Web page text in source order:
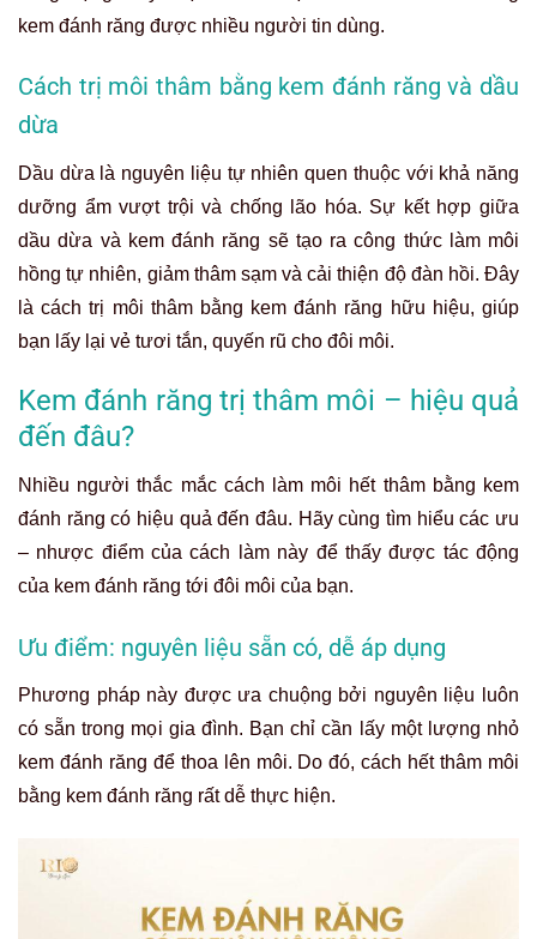
kem đánh răng được nhiều người tin dùng.
Cách trị môi thâm bằng kem đánh răng và dầu
dừa
Dầu dừa là nguyên liệu tự nhiên quen thuộc với khả năng
dưỡng ẩm vượt trội và chống lão hóa. Sự kết hợp giữa
dầu dừa và kem đánh răng sẽ tạo ra công thức làm môi
hồng tự nhiên, giảm thâm sạm và cải thiện độ đàn hồi. Đây
làcách trị môi thâm bằng kem đánh răng hữu hiệu, giúp
bạn lấy lại vẻ tươi tắn, quyến rũ cho đôi môi.
Kem đánh răng trị thâm môi – hiệu quả
đến đâu?
Nhiều người thắc mắc cách làm môi hết thâm bằng kem
đánh răng có hiệu quả đến đâu. Hãy cùng tìm hiểu các ưu
– nhược điểm của cách làm này để thấy được tác động
của kem đánh răng tới đôi môi của bạn.
Ưu điểm: nguyên liệu sẵn có, dễ áp dụng
Phương pháp này được ưa chuộng bởi nguyên liệu luôn
có sẵn trong mọi gia đình. Bạn chỉ cần lấy một lượng nhỏ
kem đánh răng để thoa lên môi. Do đó,cách hết thâm môi
bằng kem đánh răng rất dễ thực hiện.